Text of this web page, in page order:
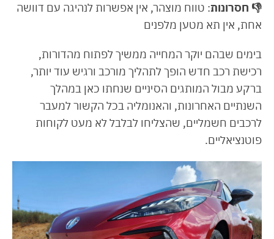
👎 חסרונות: טווח מוצהר, אין אפשרות לנהיגה עם דוושה
אחת, אין תא מטען מלפנים
בימים שבהם יוקר המחייה ממשיך לפתוח מהדורות,
רכישת רכב חדש הופך לתהליך מורכב ורגיש עוד יותר,
ברקע מבול המותגים הסיניים שנחתו כאן במהלך
השנתיים האחרונות, והאנומליה בכל הקשור למעבר
לרכבים חשמליים, שהצליחו לבלבל לא מעט לקוחות
פוטנציאליים.